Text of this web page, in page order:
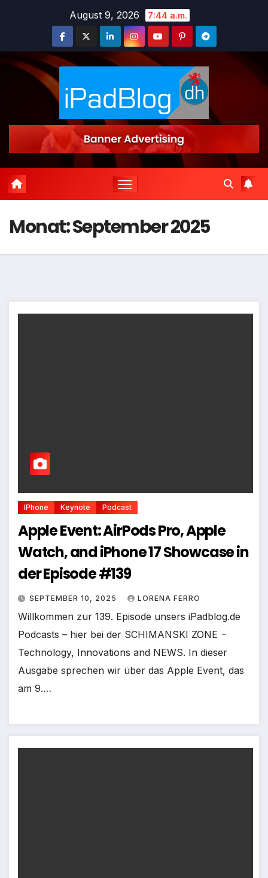
August 9, 2026 7:44 a.m.
Monat:September 2025
IPhone Keynote Podcast
Apple Event: AirPods Pro, Apple
Watch, and iPhone 17 Showcase in
der Episode #139
SEPTEMBER 10, 2025 LORENA FERRO
Willkommen zur 139. Episode unsers iPadblog.de
Podcasts – hier bei der SCHIMANSKI ZONE −
Technology, Innovations and NEWS. In dieser
Ausgabe sprechen wir über das Apple Event, das
am 9.…